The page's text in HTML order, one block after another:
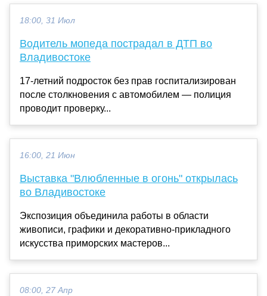
18:00, 31 Июл
Водитель мопеда пострадал в ДТП во
Владивостоке
17-летний подросток без прав госпитализирован
после столкновения с автомобилем — полиция
проводит проверку...
16:00, 21 Июн
Выставка "Влюбленные в огонь" открылась
во Владивостоке
Экспозиция объединила работы в области
живописи, графики и декоративно-прикладного
искусства приморских мастеров...
08:00, 27 Апр